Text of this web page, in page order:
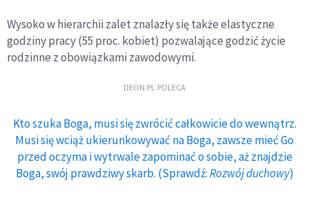
Wysoko w hierarchii zalet znalazły się także elastyczne
godziny pracy (55 proc. kobiet) pozwalające godzić życie
rodzinne z obowiązkami zawodowymi.
DEON.PL POLECA
Kto szuka Boga, musi się zwrócić całkowicie do wewnątrz.
Musi się wciąż ukierunkowywać na Boga, zawsze mieć Go
przed oczyma i wytrwale zapominać o sobie, aż znajdzie
Boga, swój prawdziwy skarb. (Sprawdź:Rozwój duchowy)